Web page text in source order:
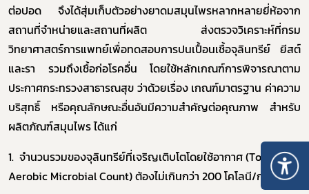
ต่อปอด จึงได้สุ่มเก็บตัวอย่างยาดมสมุนไพรหลากหลายยี่ห้อจาก
สถานที่จำหน่ายและสถานที่ผลิต ส่งตรวจวิเคราะห์ที่กรม
วิทยาศาสตร์การแพทย์เพื่อทดสอบการปนเปื้อนเชื้อจุลินทรีย์ ยีสต์
และรา รวมถึงเชื้อก่อโรคอื่น โดยใช้หลักเกณฑ์การพิจารณาตาม
ประกาศกระทรวงสาธารณสุข ว่าด้วยเรื่อง เกณฑ์มาตรฐาน ค่าความ
บริสุทธิ์ หรือคุณลักษณะอื่นอันมีความสำคัญต่อคุณภาพ สำหรับ
ผลิตภัณฑ์สมุนไพร ได้แก่
1. จำนวนรวมของจุลินทรีย์ที่เจริญเติบโตโดยใช้อากาศ (Total
Aerobic Microbial Count)ต้องไม่เกินกว่า 200โคโลนี/กรัม